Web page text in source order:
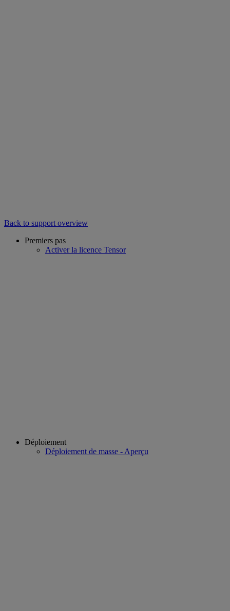
Back to support overview
Premiers pas
Activer la licence Tensor
Déploiement
Déploiement de masse - Aperçu